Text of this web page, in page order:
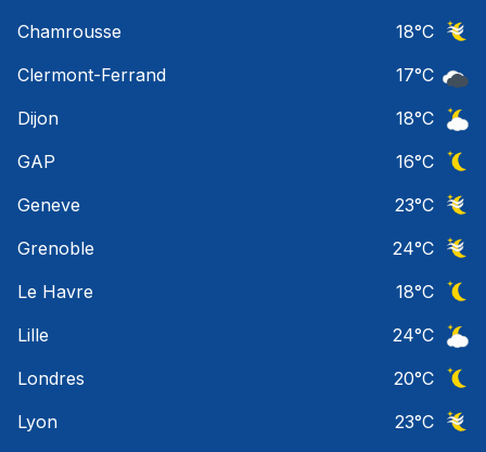
Chamrousse
18°C
Clermont-Ferrand
17°C
Dijon
18°C
GAP
16°C
Geneve
23°C
Grenoble
24°C
Le Havre
18°C
Lille
24°C
Londres
20°C
Lyon
23°C